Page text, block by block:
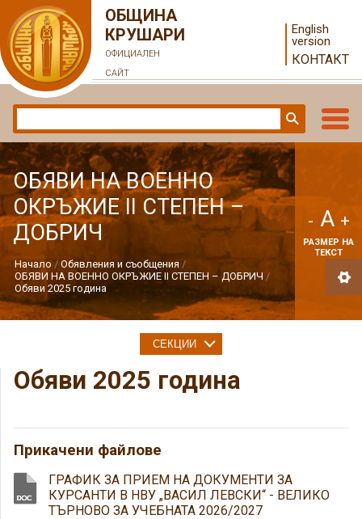
ОБЩИНА
КРУШАРИ
ОФИЦИАЛЕН
САЙТ
English
version
КОНТАКТ
ОБЯВИ НА ВОЕННО
ОКРЪЖИЕ ІІ СТЕПЕН –
ДОБРИЧ
Начало
Обявления и съобщения
ОБЯВИ НА ВОЕННО ОКРЪЖИЕ ІІ СТЕПЕН – ДОБРИЧ
Обяви 2025 година
- A +
РАЗМЕР НА
ТЕКСТ
Обяви 2025 година
Прикачени файлове
ГРАФИК ЗА ПРИЕМ НА ДОКУМЕНТИ ЗА
КУРСАНТИ В НВУ „ВАСИЛ ЛЕВСКИ“ - ВЕЛИКО
ТЪРНОВО ЗА УЧЕБНАТА 2026/2027
СЕКЦИИ